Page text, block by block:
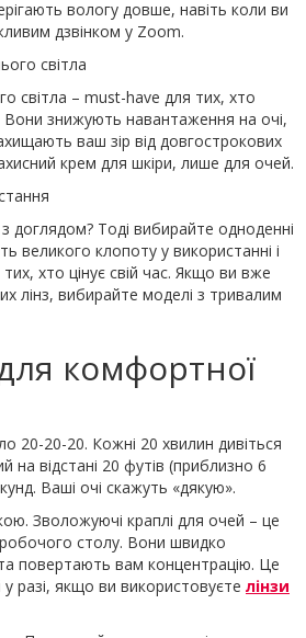
вологу довше, навіть коли ви
дзвінком у Zoom.
світла
світла – must-have для тих, хто
знижують навантаження на очі,
ваш зір від довгострокових
крем для шкіри, лише для очей.
доглядом? Тоді вибирайте одноденні
великого клопоту у використанні і
хто цінує свій час. Якщо ви вже
лінз, вибирайте моделі з тривалим
комфортної
20-20-20. Кожні 20 хвилин дивіться
на відстані 20 футів (приблизно 6
Ваші очі скажуть «дякую».
Зволожуючі краплі для очей – це
столу. Вони швидко
повертають вам концентрацію. Це
разі, якщо ви використовуєте лінзи